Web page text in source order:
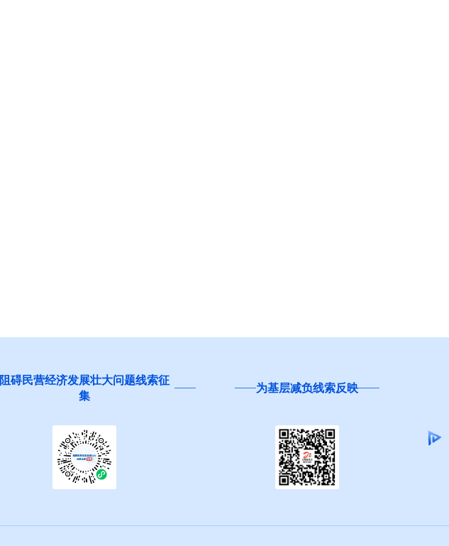
阻碍民营经济发展壮大问题线索征
集
为基层减负线索反映